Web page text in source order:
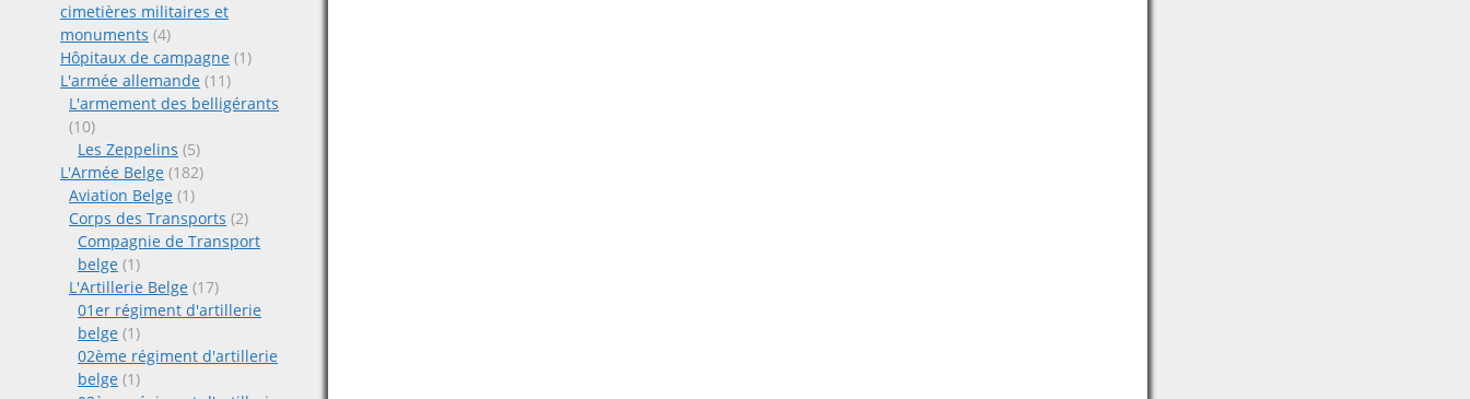
cimetières militaires et
monuments (4)
Hôpitaux de campagne (1)
L'armée allemande (11)
L'armement des belligérants
(10)
Les Zeppelins (5)
L'Armée Belge (182)
Aviation Belge (1)
Corps des Transports (2)
Compagnie de Transport
belge (1)
L'Artillerie Belge (17)
01er régiment d'artillerie
belge (1)
02ème régiment d'artillerie
belge (1)